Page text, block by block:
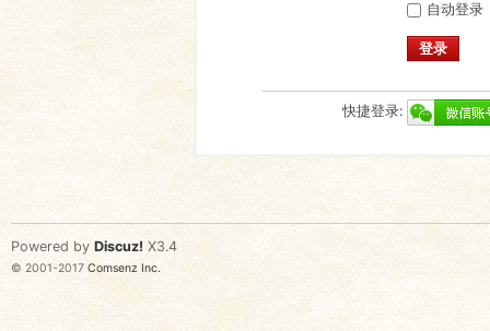
自动登录
登录
快捷登录:
Powered by Discuz! X3.4
© 2001-2017 Comsenz Inc.